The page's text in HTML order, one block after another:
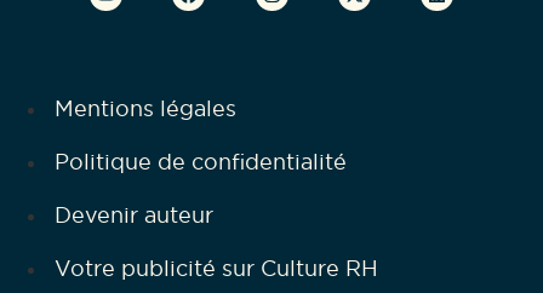
Mentions légales
Politique de confidentialité
Devenir auteur
Votre publicité sur Culture RH